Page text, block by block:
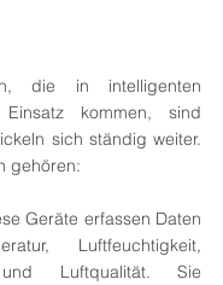
die in intelligenten
kommen, sind
sich ständig weiter.
gehören:
Geräte erfassen Daten
Luftfeuchtigkeit,
Luftqualität. Sie